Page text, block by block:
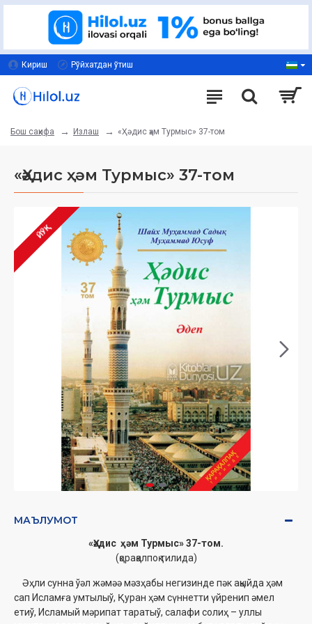
Кириш Рўйхатдан ўтиш
Бош саҳифа Излаш «Ҳәдис ҳәм Турмыс» 37-том
«Ҳәдис ҳәм Турмыс» 37-том
ЙЎҚ
МАЪЛУМОТ
«Ҳәдис ҳәм Турмыс» 37-том.
(қорақалпоқ тилида)
Əҳли сунна ўәл жəмəə мәзҳабы негизинде пәк ақыйда ҳәм
сап Исламға умтылыў, Қуран ҳәм сүннетти үйренип әмел
етиў, Исламый мәрипат таратыў, салафи солиҳ – уллы